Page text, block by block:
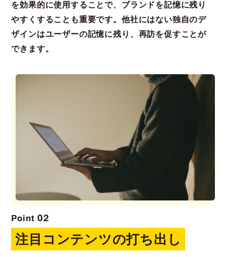
を効果的に使用することで、ブランドを記憶に残り
やすくすることも重要です。他社にはない独自のデ
ザインはユーザーの記憶に残り、再訪を促すことが
できます。
Point02
注目コンテンツの打ち出し